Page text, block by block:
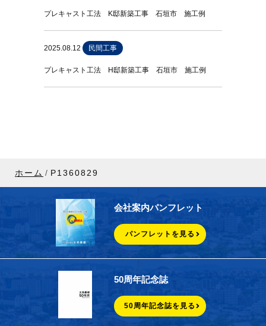
プレキャスト工法 K邸新築工事 石垣市 施工例
2025.08.12 民間工事
プレキャスト工法 H邸新築工事 石垣市 施工例
ホーム P1360829
会社案内パンフレット
パンフレットを見る
50周年記念誌
50周年記念誌を見る